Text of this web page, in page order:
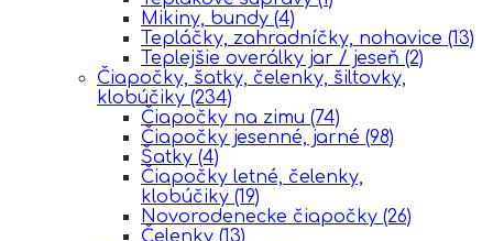
Mikiny, bundy (4)
Tepláčky, zahradníčky, nohavice (13)
Teplejšie overálky jar / jeseň (2)
Čiapočky, šatky, čelenky, šiltovky,
klobúčiky (234)
Čiapočky na zimu (74)
Čiapočky jesenné, jarné (98)
Šatky (4)
Čiapočky letné, čelenky,
klobúčiky (19)
Novorodenecke čiapočky (26)
Čelenky (13)